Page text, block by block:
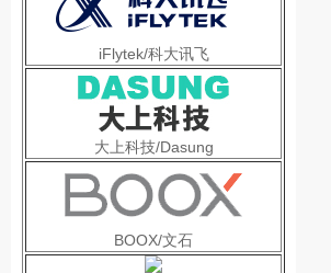
iFlytek/科大讯飞
大上科技/Dasung
BOOX/文石